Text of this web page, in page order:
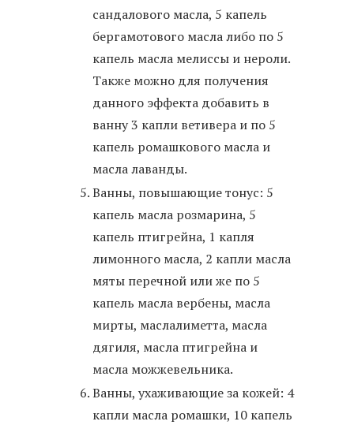
сандалового масла, 5 капель
бергамотового масла либо по 5
капель масла мелиссы и нероли.
Также можно для получения
данного эффекта добавить в
ванну 3 капли ветивера и по 5
капель ромашкового масла и
масла лаванды.
Ванны, повышающие тонус: 5
капель масла розмарина, 5
капель птигрейна, 1 капля
лимонного масла, 2 капли масла
мяты перечной или же по 5
капель масла вербены, масла
мирты, маслалиметта, масла
дягиля, масла птигрейна и
масла можжевельника.
Ванны, ухаживающие за кожей: 4
капли масла ромашки, 10 капель